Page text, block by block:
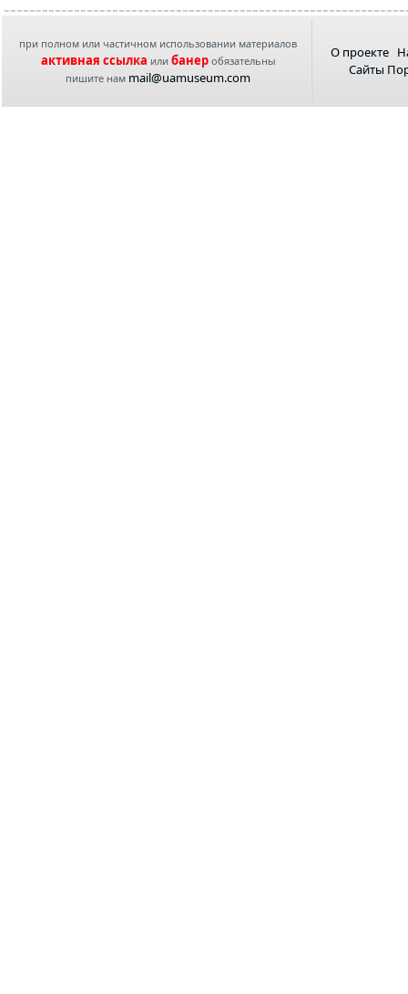
при полном или частичном использовании материалов
активная ссылка или банеробязательны
пишите нам mail@uamuseum.com
О проекте
Сайты